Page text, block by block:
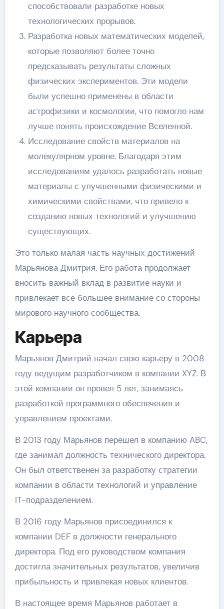
способствовали разработке новых
технологических прорывов.
Разработка новых математических моделей,
которые позволяют более точно
предсказывать результаты сложных
физических экспериментов. Эти модели
были успешно применены в области
астрофизики и космологии, что помогло нам
лучше понять происхождение Вселенной.
Исследование свойств материалов на
молекулярном уровне. Благодаря этим
исследованиям удалось разработать новые
материалы с улучшенными физическими и
химическими свойствами, что привело к
созданию новых технологий и улучшению
существующих.
Это только малая часть научных достижений
Марьянова Дмитрия. Его работа продолжает
вносить важный вклад в развитие науки и
привлекает все большее внимание со стороны
мирового научного сообщества.
Карьера
Марьянов Дмитрий начал свою карьеру в 2008
году ведущим разработчиком в компании XYZ. В
этой компании он провел 5 лет, занимаясь
разработкой программного обеспечения и
управлением проектами.
В 2013 году Марьянов перешел в компанию ABC,
где занимал должность технического директора.
Он был ответственен за разработку стратегии
компании в области технологий и управление
IT-подразделением.
В 2016 году Марьянов присоединился к
компании DEF в должности генерального
директора. Под его руководством компания
достигла значительных результатов, увеличив
прибыльность и привлекая новых клиентов.
В настоящее время Марьянов работает в